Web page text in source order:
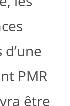
PMR
être